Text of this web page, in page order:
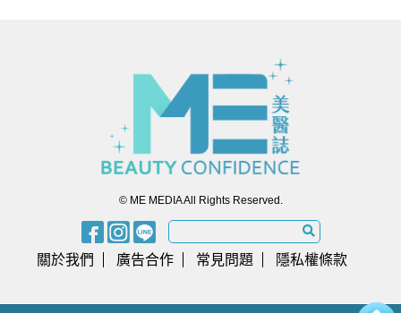
© ME MEDIA All Rights Reserved.
關於我們 廣告合作 常見問題 隱私權條款